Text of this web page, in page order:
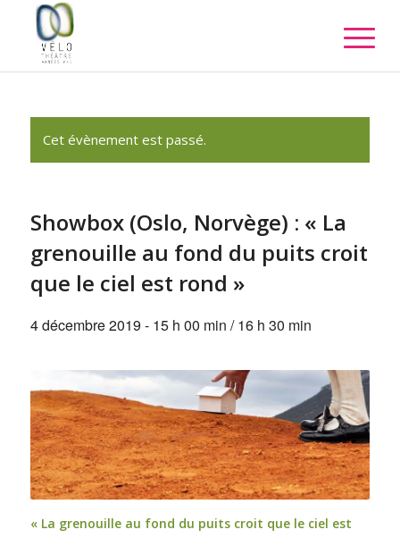
Cet évènement est passé.
Showbox (Oslo, Norvège) : « La
grenouille au fond du puits croit
que le ciel est rond »
4 décembre 2019 - 15 h 00 min /16 h 30 min
« La grenouille au fond du puits croit que le ciel est